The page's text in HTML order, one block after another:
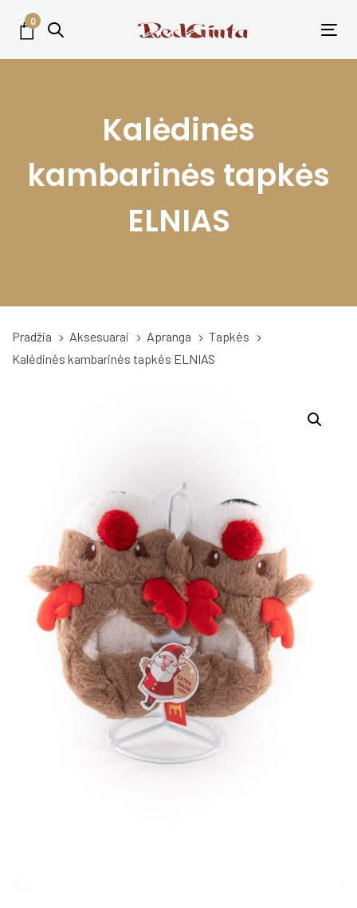
links
0
Kalėdinės
kambarinės tapkės
ELNIAS
Pradžia Aksesuarai Apranga
Tapkės
Kalėdinės kambarinės tapkės ELNIAS